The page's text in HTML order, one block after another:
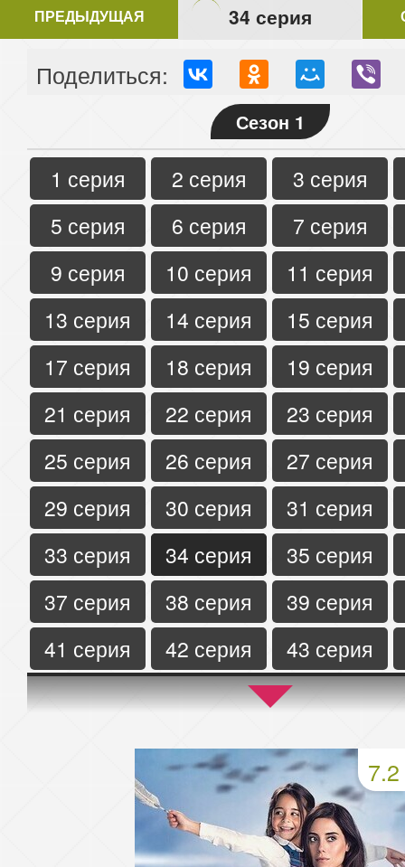
ПРЕДЫДУЩАЯ 34 серия
Поделиться:
Сезон 1
1 серия 2 серия
3 серия
5 серия
6 серия
7 серия
9 серия
10 серия
11 серия
13 серия
14 серия
15 серия
17 серия
18 серия
19 серия
21 серия
22 серия
23 серия
25 серия
26 серия
27 серия
29 серия
30 серия
31 серия
33 серия
34 серия
35 серия
37 серия
38 серия
39 серия
41 серия
42 серия
43 серия
45 серия
46 серия
47 серия
50 серия
51 серия
54 серия
55 серия
58 серия
59 серия
7.2